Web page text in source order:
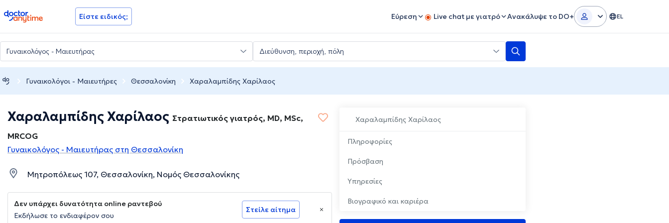
doctoranytime Είστε ειδικός; Εύρεση Live chat με γιατρό Ανακάλυψε το DO+ EL
Γυναικολόγοι - Μαιευτήρες Θεσσαλονίκη Χαραλαμπίδης Χαρίλαος
Χαραλαμπίδης Χαρίλαος
Πληροφορίες
Πρόσβαση
Υπηρεσίες
Βιογραφικό και καριέρα
Χαραλαμπίδης Χαρίλαος Στρατιωτικός γιατρός, MD, MSc,
MRCOG
Γυναικολόγος - Μαιευτήρας στη Θεσσαλονίκη
Μητροπόλεως 107, Θεσσαλονίκη, Νομός Θεσσαλονίκης
Δεν υπάρχει δυνατότητα online ραντεβού
Εκδήλωσε το ενδιαφέρον σου
Στείλε αίτημα